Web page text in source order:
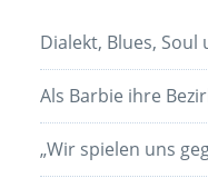
Dialekt, Blues, Soul
Als Barbie ihre
„Wir spielen uns